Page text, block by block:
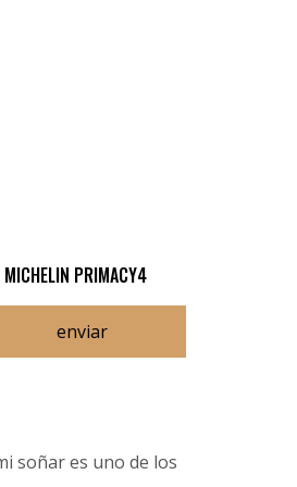
PRIMACY4
enviar
soñar es uno de los